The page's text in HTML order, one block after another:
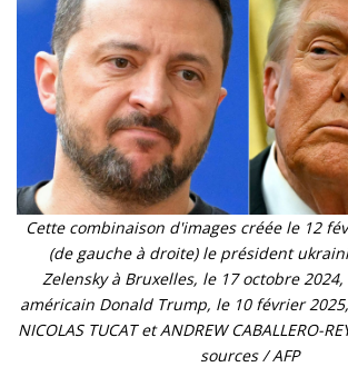
Cette combinaison d'images créée le 12
(de gauche à droite) le président
Zelensky à Bruxelles, le 17 octobre
américain Donald Trump, le 10 février
NICOLAS TUCAT et ANDREW CABALLERO-
sources / AFP